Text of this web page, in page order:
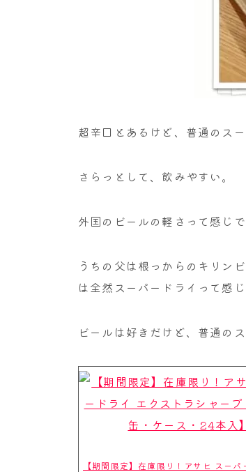
超辛口とあるけど、普通のス
さらっとして、飲みやすい。
外国のビールの軽さって感じ
うちの父は根っからのキリン
は全然スーパードライって感
ビールは好きだけど、普通の
【期間限定】在庫限り！アサヒ スーパ